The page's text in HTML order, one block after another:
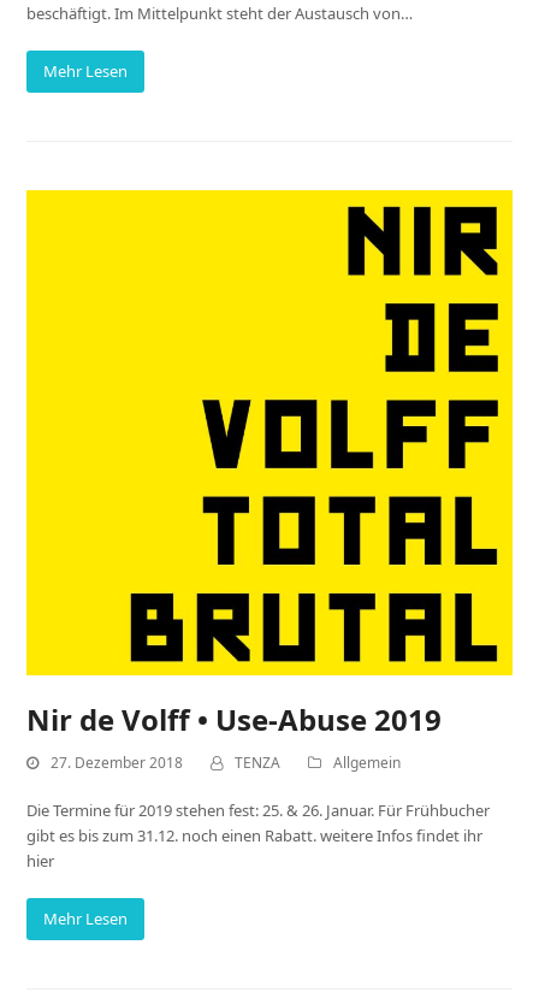
beschäftigt. Im Mittelpunkt steht der Austausch von…
Mehr Lesen
Nir de Volff • Use-Abuse 2019
27. Dezember 2018 TENZA Allgemein
Die Termine für 2019 stehen fest: 25. & 26. Januar. Für Frühbucher
gibt es bis zum 31.12. noch einen Rabatt. weitere Infos findet ihr
hier
Mehr Lesen